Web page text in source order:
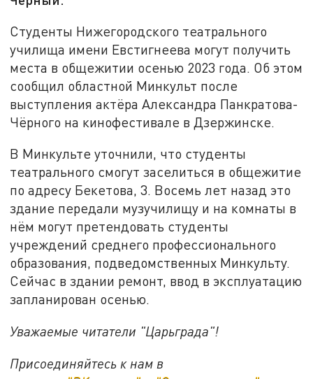
Студенты Нижегородского театрального
училища имени Евстигнеева могут получить
места в общежитии осенью 2023 года. Об этом
сообщил областной Минкульт после
выступления актёра Александра Панкратова-
Чёрного на кинофестивале в Дзержинске.
В Минкульте уточнили, что студенты
театрального смогут заселиться в общежитие
по адресу Бекетова, 3. Восемь лет назад это
здание передали музучилищу и на комнаты в
нём могут претендовать студенты
учреждений среднего профессионального
образования, подведомственных Минкульту.
Сейчас в здании ремонт, ввод в эксплуатацию
запланирован осенью.
Уважаемые читатели "Царьграда"!
Присоединяйтесь к нам в